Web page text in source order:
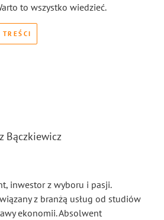
to wszystko wiedzieć.
Bączkiewicz
inwestor z wyboru i pasji.
z branżą usług od studiów
ekonomii. Absolwent